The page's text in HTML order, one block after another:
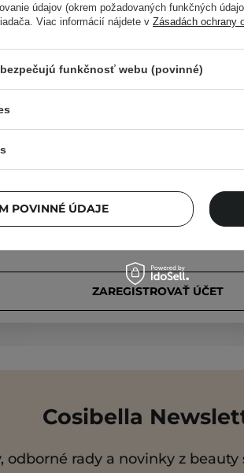
mať minimálne 3 a maximálne 40 znakov (len
z minimálne 6 znakov.
súhlasy.
newsletter od Cosibella sp. z o.o. a
SMS s informáciami o najlepších
ZAREGISTROVAŤ ÚČET
Cosibella
odborné rady a novinky z
údajov (okrem požadovaných funkčných
Viac informácií nájdete v Zásadách ochrany
funkčnosť webu (povinné)
POVINNÉ ÚDAJE